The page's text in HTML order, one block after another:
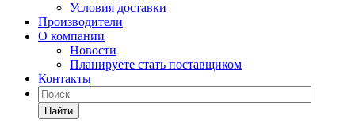
Условия доставки
Производители
О компании
Новости
Планируете стать поставщиком
Контакты
Найти